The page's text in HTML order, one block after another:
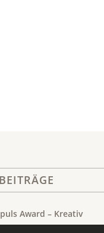
Award – Kreativ